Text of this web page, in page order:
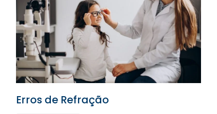
Erros de Refração